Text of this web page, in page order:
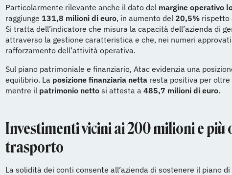
Particolarmente rilevante anche il dato del margine operativo
raggiunge 131,8 milioni di euro, in aumento del 20,5% rispetto
Si tratta dell’indicatore che misura la capacità dell’azienda di
attraverso la gestione caratteristica e che, nei numeri
rafforzamento dell’attività operativa.
Sul piano patrimoniale e finanziario, Atac evidenzia una
equilibrio. La posizione finanziaria netta resta positiva per oltre
mentre il patrimonio netto si attesta a 485,7 milioni di euro.
Investimenti vicini ai 200 milioni e più
trasporto
La solidità dei conti consente all’azienda di sostenere il piano